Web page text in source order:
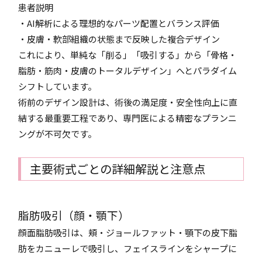
患者説明
・AI解析による理想的なパーツ配置とバランス評価
・皮膚・軟部組織の状態まで反映した複合デザイン
これにより、単純な「削る」「吸引する」から「骨格・
脂肪・筋肉・皮膚のトータルデザイン」へとパラダイム
シフトしています。
術前のデザイン設計は、術後の満足度・安全性向上に直
結する最重要工程であり、専門医による精密なプランニ
ングが不可欠です。
主要術式ごとの詳細解説と注意点
脂肪吸引（顔・顎下）
顔面脂肪吸引は、頬・ジョールファット・顎下の皮下脂
肪をカニューレで吸引し、フェイスラインをシャープに